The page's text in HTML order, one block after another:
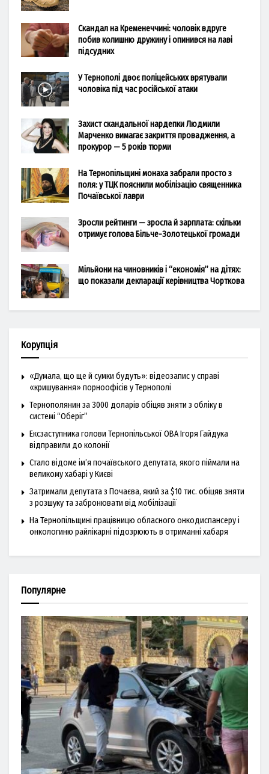
Скандал на Кременеччині: чоловік вдруге
побив колишню дружину і опинився на лаві
підсудних
У Тернополі двоє поліцейських врятували
чоловіка під час російської атаки
Захист скандальної нардепки Людмили
Марченко вимагає закриття провадження, а
прокурор — 5 років тюрми
На Тернопільщині монаха забрали просто з
поля: у ТЦК пояснили мобілізацію священника
Почаївської лаври
Зросли рейтинги — зросла й зарплата: скільки
отримує голова Більче-Золотецької громади
Мільйони на чиновників і “економія” на дітях:
що показали декларації керівництва Чорткова
Корупція
«Думала, що ще й сумки будуть»: відеозапис у справі
«кришування» порноофісів у Тернополі
Тернополянин за 3000 доларів обіцяв зняти з обліку в
системі “Оберіг”
Ексзаступника голови Тернопільської ОВА Ігоря Гайдука
відправили до колонії
Стало відоме ім’я почаївського депутата, якого піймали на
великому хабарі у Києві
Затримали депутата з Почаєва, який за $10 тис. обіцяв зняти
з розшуку та забронювати від мобілізації
На Тернопільщині працівницю обласного онкодиспансеру і
онкологиню райлікарні підозрюють в отриманні хабаря
Популярне